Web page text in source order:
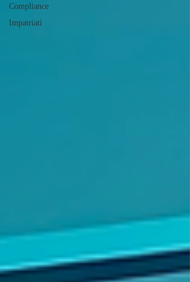
Compliance
Impatriati